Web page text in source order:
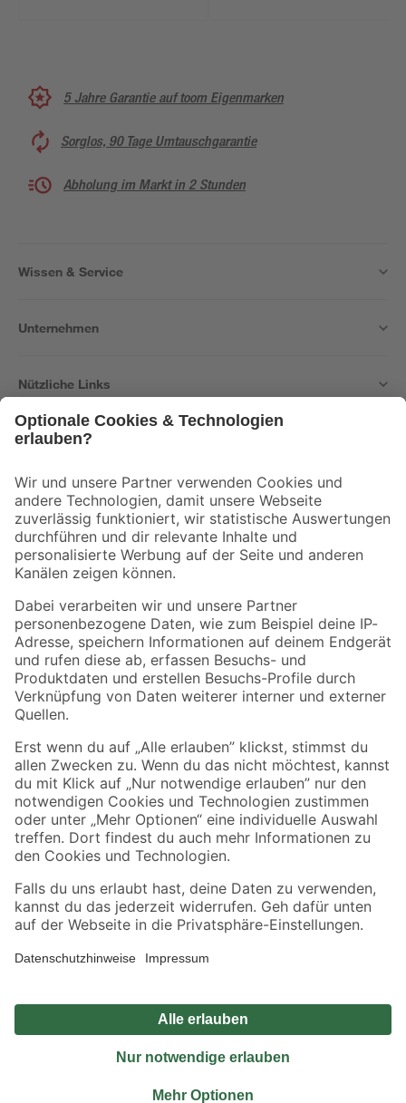
5 Jahre Garantie auf toom Eigenmarken
Sorglos, 90 Tage Umtauschgarantie
Abholung im Markt in 2 Stunden
Wissen & Service
Unternehmen
Nützliche Links
Der toom Newsletter: Keine Angebote und Aktionen mehr verpassen!
Zur Newsletter Anmeldung
Folge uns
Zahlungsarten Versandarten
Sicher einkaufen
Jetzt die toom-App herunterladen
Alle Preisangaben in EUR inkl. gesetzl. MwSt.. Die dargestellten Angebote sind unter
Umständen nicht in allen Märkten verfügbar. Die angegebenen Verfügbarkeiten beziehen
Produkte nur solange der Vorrat reicht.
*Paketversand ab 59 € versandkostenfrei, gilt nicht für Artikel mit Speditionsversand, hier
Privatsphäre Impressum
Nutzungsbedingungen
Widerrufsrecht
Vertrag widerrufen
© 2026 toom Baumarkt GmbH